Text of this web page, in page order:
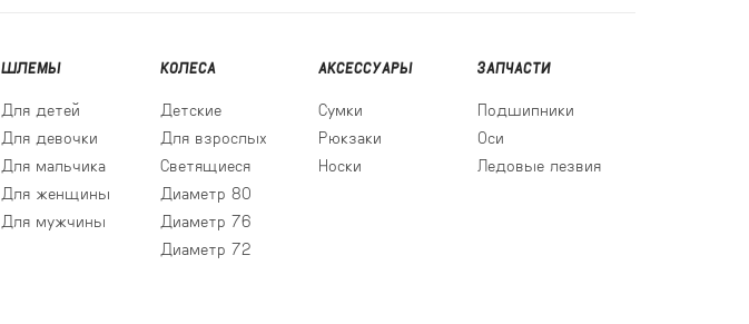
ШЛЕМЫ
Для детей
Для девочки
Для мальчика
Для женщины
Для мужчины
КОЛЕСА
Детские
Для взрослых
Светящиеся
Диаметр 80
Диаметр 76
Диаметр 72
АКСЕССУАРЫ
Сумки
Рюкзаки
Носки
ЗАПЧАСТИ
Подшипники
Оси
Ледовые лезвия